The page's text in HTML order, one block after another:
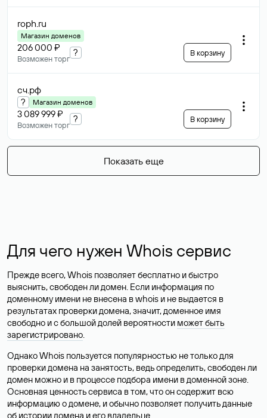
roph.ru
Магазин доменов
206 000 ₽
Возможен торг
? В корзину
сч.рф
? Магазин доменов
3 089 999 ₽
Возможен торг
? В корзину
Показать еще
Для чего нужен Whois сервис
Прежде всего, Whois позволяет бесплатно и быстро
выяснить, свободен ли домен. Если информация по
доменному имени не внесена в whois и не выдается в
результатах проверки домена, значит, доменное имя
свободно и с большой долей вероятности может быть
зарегистрировано.
Однако Whois пользуется популярностью не только для
проверки домена на занятость, ведь определить, свободен ли
домен можно и в процессе подбора имени в доменной зоне.
Основная ценность сервиса в том, что он содержит всю
информацию о домене, и обычно позволяет получить данные
об истории домена и его владельце.